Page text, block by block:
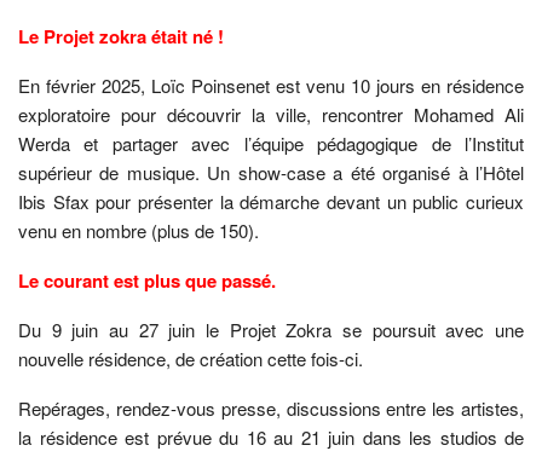
Le Projet zokra était né !
En février 2025, Loïc Poinsenet est venu 10 jours en résidence
exploratoire pour découvrir la ville, rencontrer Mohamed Ali
Werda et partager avec l’équipe pédagogique de l’Institut
supérieur de musique. Un show-case a été organisé à l’Hôtel
Ibis Sfax pour présenter la démarche devant un public curieux
venu en nombre (plus de 150).
Le courant est plus que passé.
Du 9 juin au 27 juin le Projet Zokra se poursuit avec une
nouvelle résidence, de création cette fois-ci.
Repérages, rendez-vous presse, discussions entre les artistes,
la résidence est prévue du 16 au 21 juin dans les studios de